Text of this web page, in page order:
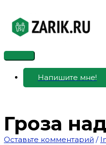
содержимому
Главное
меню
Напишите мне!
Гроза
Оставьте комментарий /